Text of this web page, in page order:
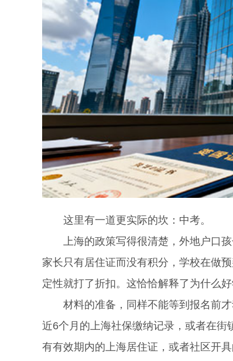
这里有一道更实际的坎：中考。
上海的政策写得很清楚，外地户口孩
家长只有居住证而没有积分，学校在做
定性就打了折扣。这恰恰解释了为什么
材料的准备，同样不能等到报名前才
近6个月的上海社保缴纳记录，或者在
有有效期内的上海居住证，或者社区开